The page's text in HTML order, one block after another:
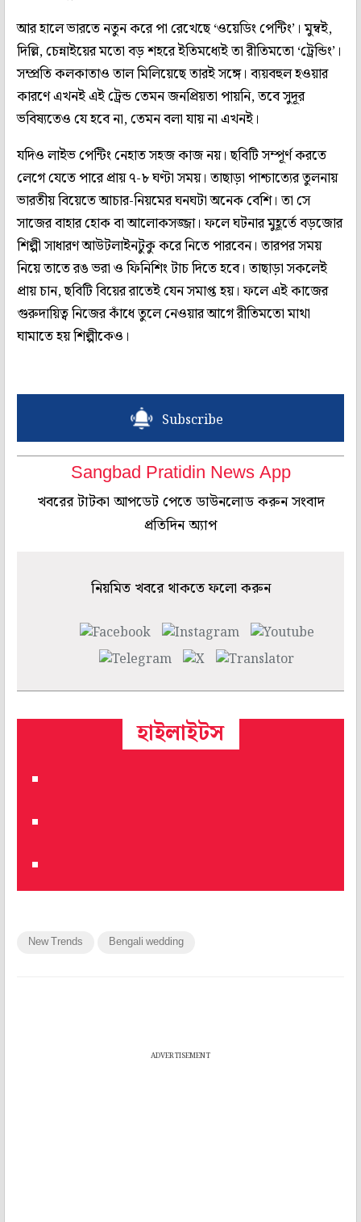
আর হালে ভারতে নতুন করে পা রেখেছে ‘ওয়েডিং পেন্টিং’। মুম্বই,
দিল্লি, চেন্নাইয়ের মতো বড় শহরে ইতিমধ্যেই তা রীতিমতো ‘ট্রেন্ডিং’।
সম্প্রতি কলকাতাও তাল মিলিয়েছে তারই সঙ্গে। ব্যয়বহুল হওয়ার
কারণে এখনই এই ট্রেন্ড তেমন জনপ্রিয়তা পায়নি, তবে সুদূর
ভবিষ্যতেও যে হবে না, তেমন বলা যায় না এখনই।
যদিও লাইভ পেন্টিং নেহাত সহজ কাজ নয়। ছবিটি সম্পূর্ণ করতে
লেগে যেতে পারে প্রায় ৭-৮ ঘণ্টা সময়। তাছাড়া পাশ্চাত্যের তুলনায়
ভারতীয় বিয়েতে আচার-নিয়মের ঘনঘটা অনেক বেশি। তা সে
সাজের বাহার হোক বা আলোকসজ্জা। ফলে ঘটনার মুহূর্তে বড়জোর
শিল্পী সাধারণ আউটলাইনটুকু করে নিতে পারবেন। তারপর সময়
নিয়ে তাতে রঙ ভরা ও ফিনিশিং টাচ দিতে হবে। তাছাড়া সকলেই
প্রায় চান, ছবিটি বিয়ের রাতেই যেন সমাপ্ত হয়। ফলে এই কাজের
গুরুদায়িত্ব নিজের কাঁধে তুলে নেওয়ার আগে রীতিমতো মাথা
ঘামাতে হয় শিল্পীকেও।
Subscribe
Sangbad Pratidin News App
খবরের টাটকা আপডেট পেতে ডাউনলোড করুন সংবাদ
প্রতিদিন অ্যাপ
নিয়মিত খবরে থাকতে ফলো করুন
হাইলাইটস
New Trends Bengali wedding
ADVERTISEMENT